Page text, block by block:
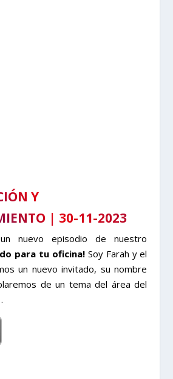
Y
| 30-11-2023
un nuevo episodio de nuestro
para tu oficina!Soy Farah y el
un nuevo invitado, su nombre
de un tema del área del